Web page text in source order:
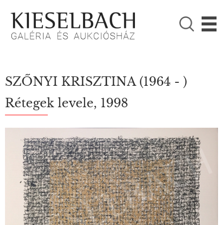

KÉRJÜK VÁLASSZON!
Festmények
SZŐNYI KRISZTINA (1964 - )
Rétegek levele, 1998